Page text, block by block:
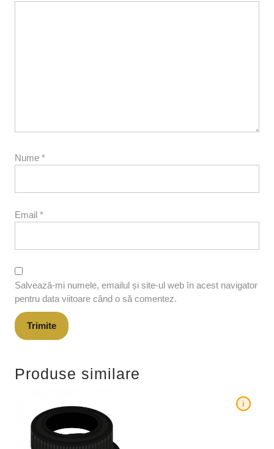
Nume *
Email *
Salvează-mi numele, emailul și site-ul web în acest navigator
pentru data viitoare când o să comentez.
Produse similare
i